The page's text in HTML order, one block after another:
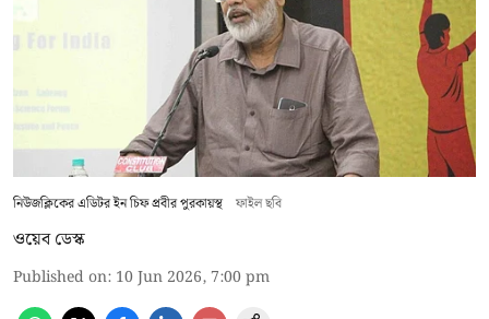
নিউজক্লিকের এডিটর ইন চিফ প্রবীর পুরকায়স্থ ফাইল ছবি
ওয়েব ডেস্ক
Published on: 10 Jun 2026, 7:00 pm